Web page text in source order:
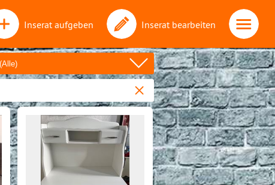
Inserat aufgeben Inserat bearbeiten